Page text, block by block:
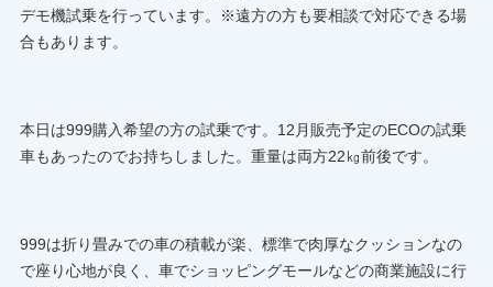
デモ機試乗を行っています。※遠方の方も要相談で対応できる場
合もあります。
本日は999購入希望の方の試乗です。12月販売予定のECOの試乗
車もあったのでお持ちしました。重量は両方22㎏前後です。
999は折り畳みでの車の積載が楽、標準で肉厚なクッションなの
で座り心地が良く、車でショッピングモールなどの商業施設に行